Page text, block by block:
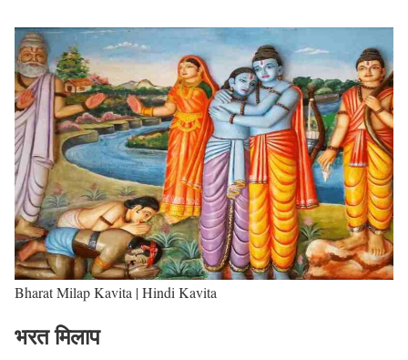
Bharat Milap Kavita | Hindi Kavita
भरत मिलाप